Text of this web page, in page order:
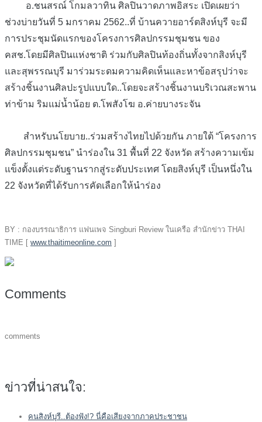
อ.ชนสรณ์ โกมลวาทิน ศิลปินวาดภาพอิสระ เปิดเผยว่า
ช่วงบ่ายวันที่ 5 มกราคม 2562..ที่ บ้านควายอาร์ตสิงห์บุรี จะมี
การประชุมนัดแรกของโครงการศิลปกรรมชุมชน ของ
คสช.โดยมีศิลปินแห่งชาติ ร่วมกับศิลปินท้องถิ่นทั้งจากสิงห์บุรี
และสุพรรณบุรี มาร่วมระดมความคิดเห็นและหาข้อสรุปว่าจะ
สร้างชิ้นงานศิลปะรูปแบบใด..โดยจะสร้างชิ้นงานบริเวณสะพาน
ท่าข้าม ริมแม่น้ำน้อย ต.โพสังโฆ อ.ค่ายบางระจัน
สำหรับนโยบาย..ร่วมสร้างไทยไปด้วยกัน ภายใต้ “โครงการ
ศิลปกรรมชุมชน” นำร่องใน 31 พื้นที่ 22 จังหวัด สร้างความเข้ม
แข็งตั้งแต่ระดับฐานรากสู่ระดับประเทศ โดยสิงห์บุรี เป็นหนึ่งใน
22 จังหวัดที่ได้รับการคัดเลือกให้นำร่อง
BY : กองบรรณาธิการ แฟนเพจ Singburi Review ในเครือ สำนักข่าว THAI
TIME [ www.thaitimeonline.com ]
Comments
comments
ข่าวที่น่าสนใจ:
คนสิงห์บุรี..ต้องฟัง!? นี่คือเสียงจากภาคประชาชน